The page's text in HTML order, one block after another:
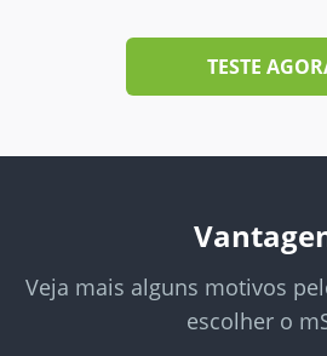
TESTE
Veja mais alguns motivos
escolher o